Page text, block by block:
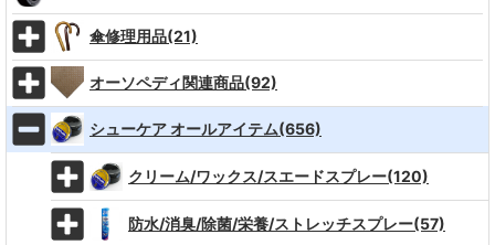
傘修理用品(21)
オーソペディ関連商品(92)
シューケア オールアイテム(656)
クリーム/ワックス/スエードスプレー(120)
防水/消臭/除菌/栄養/ストレッチスプレー(57)